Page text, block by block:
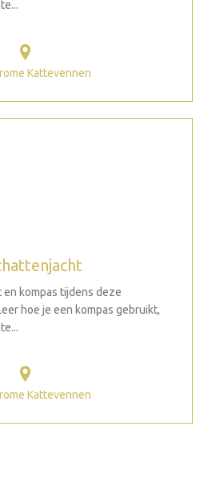
Kattevennen
en kompas tijdens deze
hoe je een kompas gebruikt,
Kattevennen